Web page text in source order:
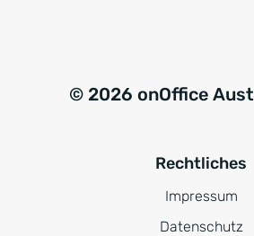
© 2026 onOffice
Rechtliches
Impressum
Datenschutz